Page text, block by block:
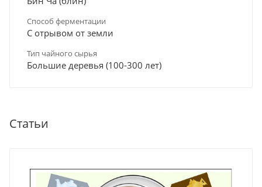
Способ ферментации
С отрывом от земли
Тип чайного сырья
Большие деревья (100-300 лет)
Статьи